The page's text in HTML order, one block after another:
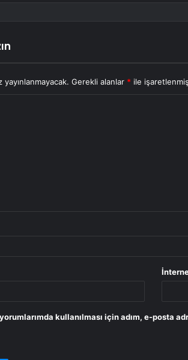
Gerekli alanlar * ile
kullanılması için adım, e-posta